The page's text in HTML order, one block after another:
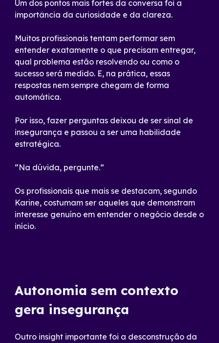
Um dos pontos mais fortes da conversa foi a
importância da curiosidade e da clareza.
Muitos profissionais tentam performar sem
entender exatamente o que precisam entregar,
qual problema estão resolvendo ou como o
sucesso será medido. E, na prática, essas
respostas nem sempre chegam de forma
automática.
Por isso, fazer perguntas deixou de ser sinal de
insegurança e passou a ser uma habilidade
estratégica.
“Na dúvida, pergunte.”
Os profissionais que mais se destacam, segundo
Karine, costumam ser aqueles que demonstram
interesse genuíno em entender o negócio desde o
início.
Autonomia sem contexto
gera insegurança
Outro insight importante foi a desconstrução da